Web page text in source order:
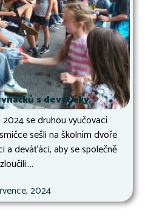
s deváťáky
se druhou vyučovací
sešli na školním dvoře
a deváťáci, aby se společně
2024